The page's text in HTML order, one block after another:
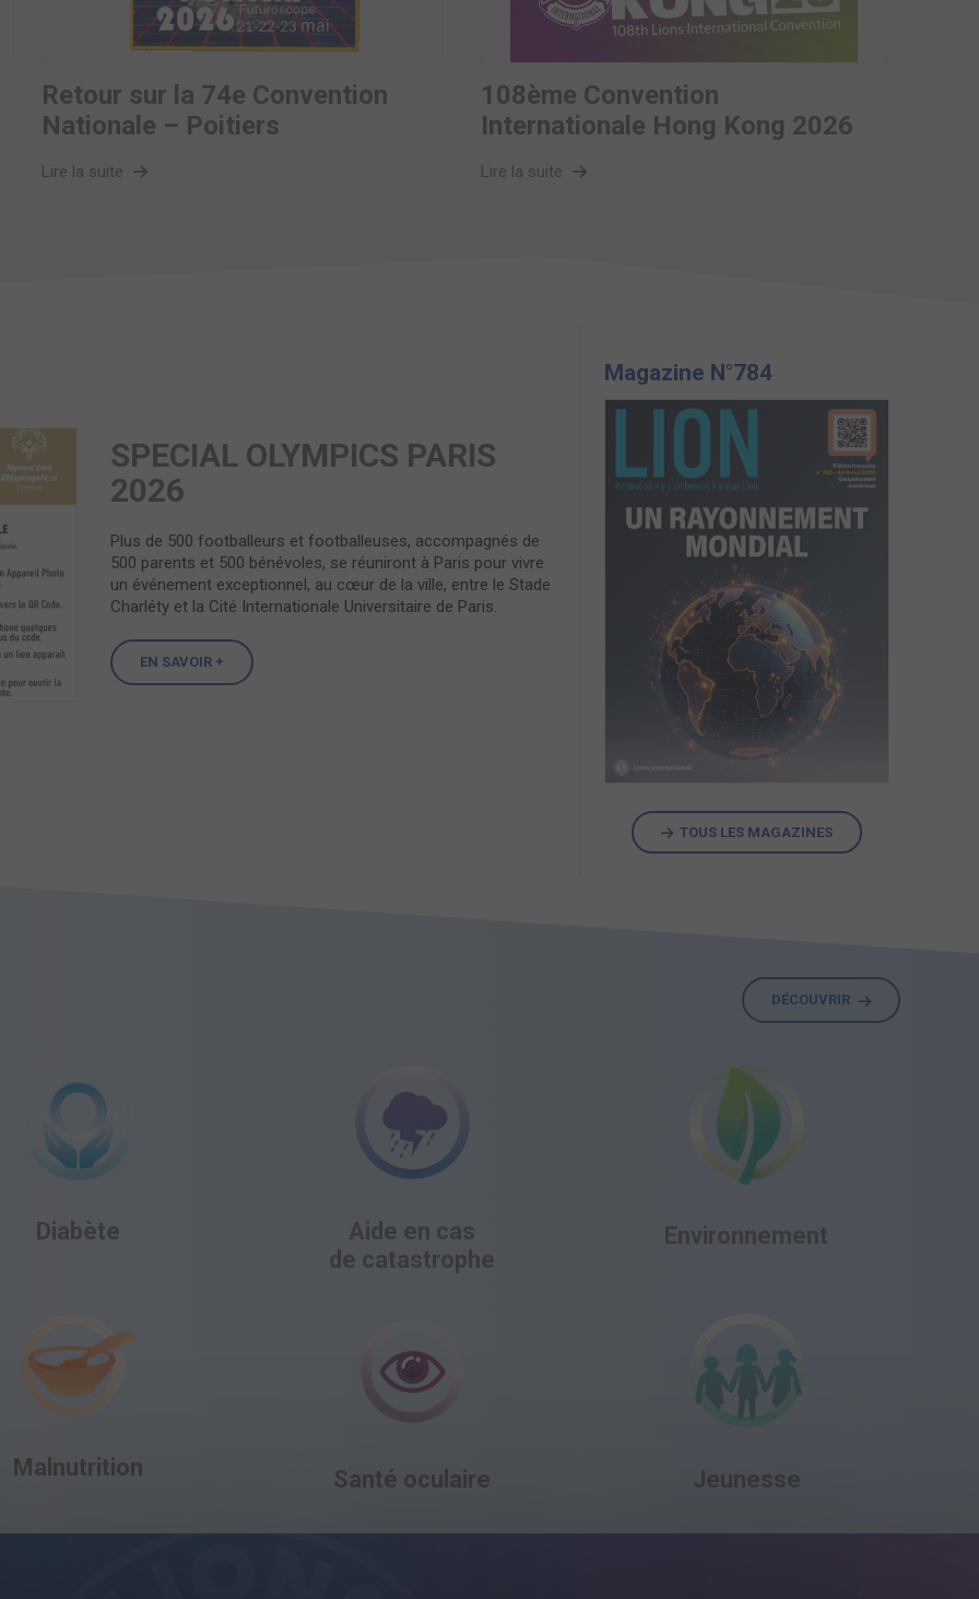
Retour sur la 74e Convention
Nationale – Poitiers
Lire la suite
108ème Convention
Internationale Hong Kong 2026
Lire la suite
SPECIAL OLYMPICS PARIS
2026
Plus de 500 footballeurs et footballeuses, accompagnés de
500 parents et 500 bénévoles, se réuniront à Paris pour vivre
un événement exceptionnel, au cœur de la ville, entre le Stade
Charléty et la Cité Internationale Universitaire de Paris.
EN SAVOIR +
Magazine N°784
TOUS LES MAGAZINES
DÉCOUVRIR
Diabète
Aide en cas
de catastrophe
Environnement
Malnutrition Santé oculaire Jeunesse